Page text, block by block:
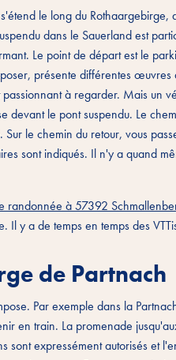
le long du
dans le Sauerland est
Le point de départ est le
présente différentes
à regarder. Mais un
devant le pont suspendu. Le
le chemin du retour, vous
sont indiqués. Il n'y a quand
randonnée à 57392
y a de temps en temps des
de Partnach
Par exemple dans la
en train. La promenade
expressément autorisés et